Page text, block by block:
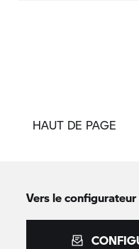
HAUT DE PAGE
Vers le configurateur